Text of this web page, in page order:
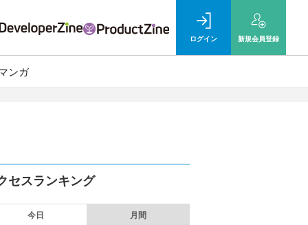
ログイン 新規会員登録
ンガ
セスランキング
今日 月間